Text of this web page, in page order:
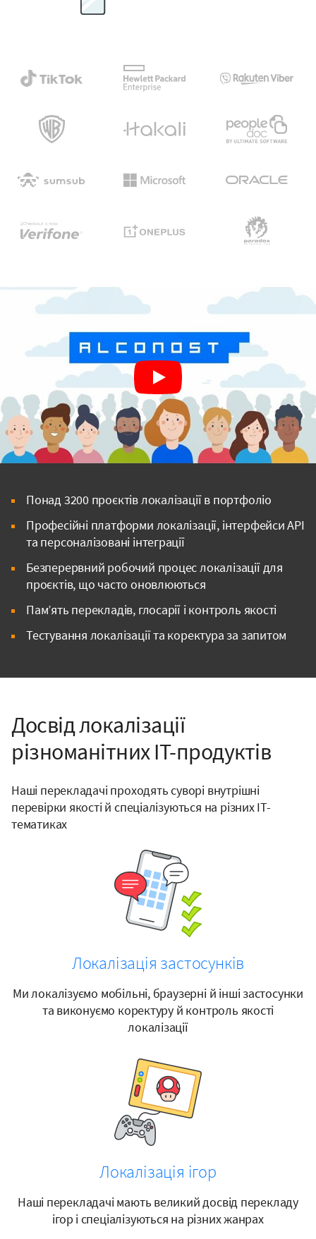
Понад 3200 проєктів локалізації в портфоліо
Професійні платформи локалізації, інтерфейси API
та персоналізовані інтеграції
Безперервний робочий процес локалізації для
проєктів, що часто оновлюються
Пам’ять перекладів, глосарії і контроль якості
Тестування локалізації та коректура за запитом
Досвід локалізації
різноманітних IT-продуктів
Наші перекладачі проходять суворі внутрішні
перевірки якості й спеціалізуються на різних ІТ-
тематиках
Локалізація застосунків
Ми локалізуємо мобільні, браузерні й інші застосунки
та виконуємо коректуру й контроль якості
локалізації
Локалізація ігор
Наші перекладачі мають великий досвід перекладу
ігор і спеціалізуються на різних жанрах